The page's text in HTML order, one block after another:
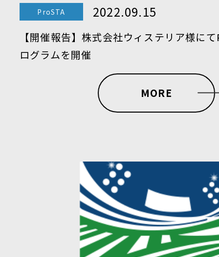
ProSTA 2022.09.15
【開催報告】株式会社ウィステリア様に
ログラムを開催
MORE